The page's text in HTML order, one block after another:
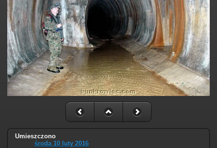
Umieszczono
środa 10 luty 2016